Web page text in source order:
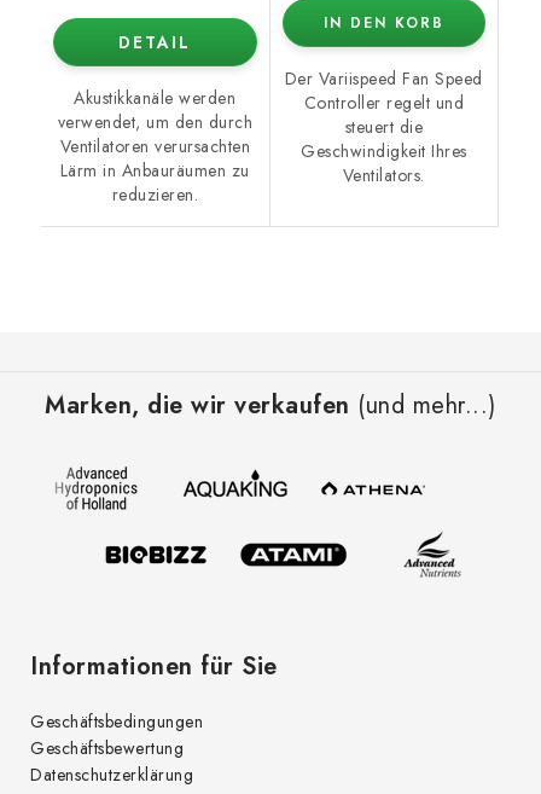
DETAIL
Akustikkanäle werden
verwendet, um den durch
Ventilatoren verursachten
Lärm in Anbauräumen zu
reduzieren.
IN DEN KORB
Der Variispeed Fan Speed
Controller regelt und
steuert die
Geschwindigkeit Ihres
Ventilators.
Marken, die wir verkaufen (und mehr...)
Informationen für Sie
Geschäftsbedingungen
Geschäftsbewertung
Datenschutzerklärung